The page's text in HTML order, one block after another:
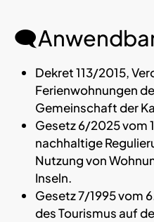
Dekret 113/2015,
Ferienwohnungen
Gemeinschaft der
Gesetz 6/2025 vom
nachhaltige
Nutzung von
Inseln.
Gesetz 7/1995 vom
des Tourismus auf